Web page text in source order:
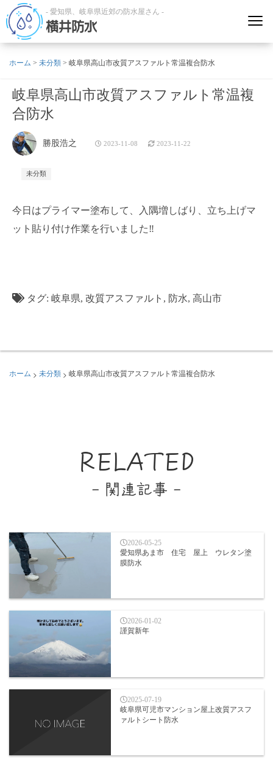
- 愛知県、岐阜県近郊の防水屋さん -
横井防水
ホーム > 未分類 > 岐阜県高山市改質アスファルト常温複合防水
岐阜県高山市改質アスファルト常温複
合防水
勝股浩之 2023-11-08 2023-11-22
未分類
今日はプライマー塗布して、入隅増しばり、立ち上げマ
ット貼り付け作業を行いました‼️
タグ: 岐阜県, 改質アスファルト , 防水, 高山市
ホーム > 未分類 > 岐阜県高山市改質アスファルト常温複合防水
RELATED
- 関連記事 -
2026-05-25
愛知県あま市 住宅 屋上 ウレタン塗
膜防水
2026-01-02
謹賀新年
2025-07-19
岐阜県可児市マンション屋上改質アスフ
ァルトシート防水